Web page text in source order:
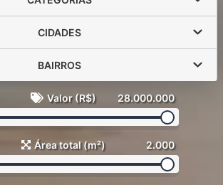
CIDADES
BAIRROS
Valor (R$) 28.000.000
Área total (m²) 2.000